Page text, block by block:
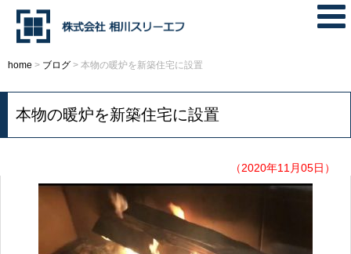
home > ブログ > 本物の暖炉を新築住宅に設置
本物の暖炉を新築住宅に設置
（2020年11月05日）